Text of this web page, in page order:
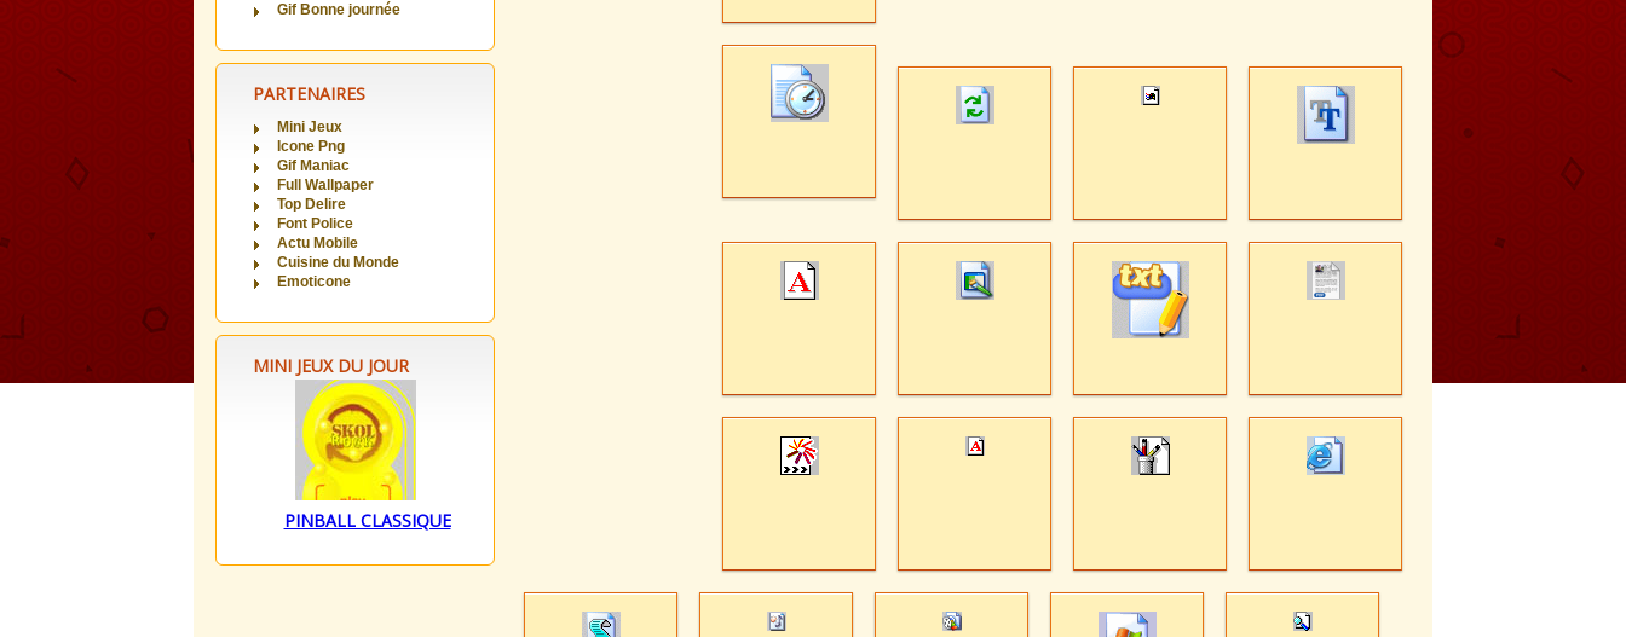
Gif Bonne journée
PARTENAIRES
Mini Jeux
Icone Png
Gif Maniac
Full Wallpaper
Top Delire
Font Police
Actu Mobile
Cuisine du Monde
Emoticone
MINI JEUX DU JOUR
PINBALL CLASSIQUE